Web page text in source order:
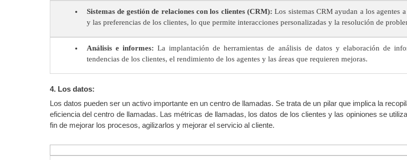
Sistemas de gestión de relaciones con los clientes (CRM): Los sistemas CRM ayudan a los agentes
y las preferencias de los clientes, lo que permite interacciones personalizadas y la resolución de
Análisis e informes: La implantación de herramientas de análisis de datos y elaboración de
tendencias de los clientes, el rendimiento de los agentes y las áreas que requieren mejoras.
4. Los datos:
Los datos pueden ser un activo importante en un centro de llamadas. Se trata de un pilar que implica la
eficiencia del centro de llamadas. Las métricas de llamadas, los datos de los clientes y las opiniones se
fin de mejorar los procesos, agilizarlos y mejorar el servicio al cliente.